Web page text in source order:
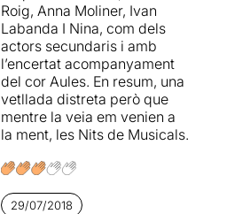
encara fins a la vostra
proposta no s'havia
representat a cap lloc de
l'estat espanyol.Esperem
que l'any vinent us
proposeu escenificar en
altre dels Musicals
històrics, perquè si no ho
feu vosaltres, ho tenim força
cru.
Roig, Anna Moliner, Ivan
Labanda I Nina, com dels
actors secundaris i amb
l’encertat acompanyament
del cor Aules. En resum, una
vetllada distreta però que
mentre la veia em venien a
la ment, les Nits de Musicals.
29/07/2018